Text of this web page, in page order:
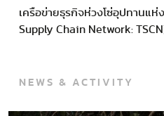
แห่งการพัฒนา สืบสาน รั
บารมี
เครือข่ายธุรกิจห่วงโซ่อุปทานแห่
Supply Chain Network:
NEWS & ACTIVITY